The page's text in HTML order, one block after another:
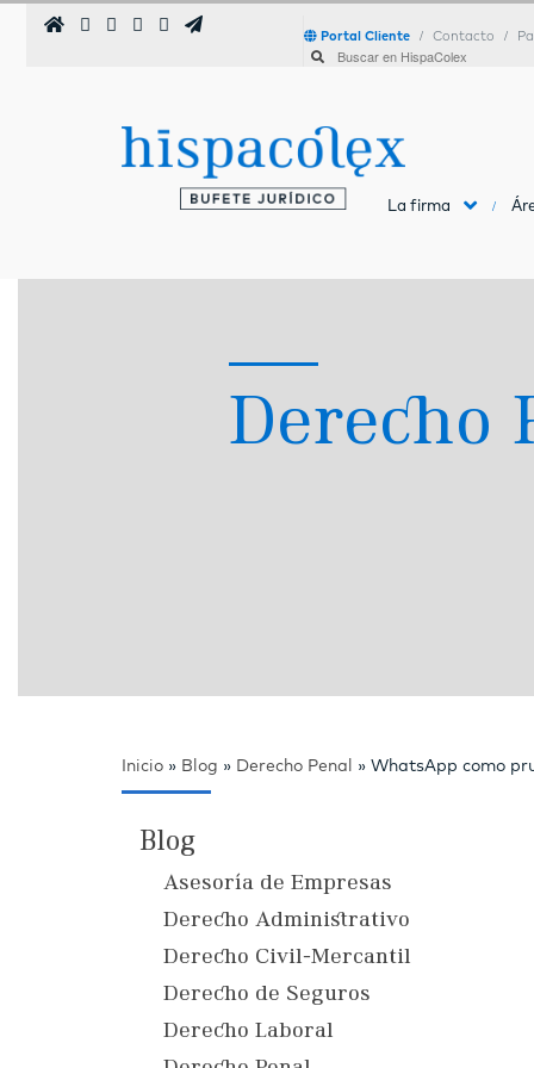
Portal Cliente Contacto
La firma
Derecho
Inicio » Blog » Derecho Penal » WhatsApp como
Blog
Asesoría de Empresas
Derecho Administrativo
Derecho Civil-Mercantil
Derecho de Seguros
Derecho Laboral